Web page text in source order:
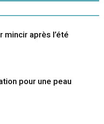
mincir après l’été
pour une peau